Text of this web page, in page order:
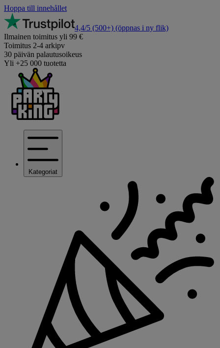
Hoppa till innehållet
4,4/5 (500+) (öppnas i ny flik)
Ilmainen toimitus yli 99 €
Toimitus 2-4 arkipv
30 päivän palautusoikeus
Yli +25 000 tuotetta
Kategoriat